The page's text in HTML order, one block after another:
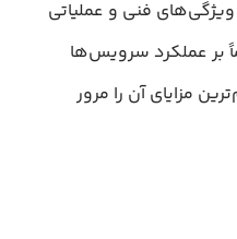
فنی و عملیاتی
بر عملکرد سرویس‌ها
مزایای آن را مرور